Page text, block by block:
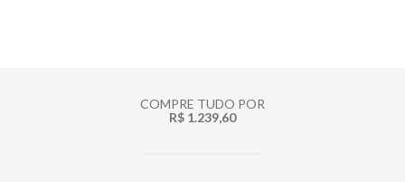
COMPRE TUDO POR
R$ 1.239,60